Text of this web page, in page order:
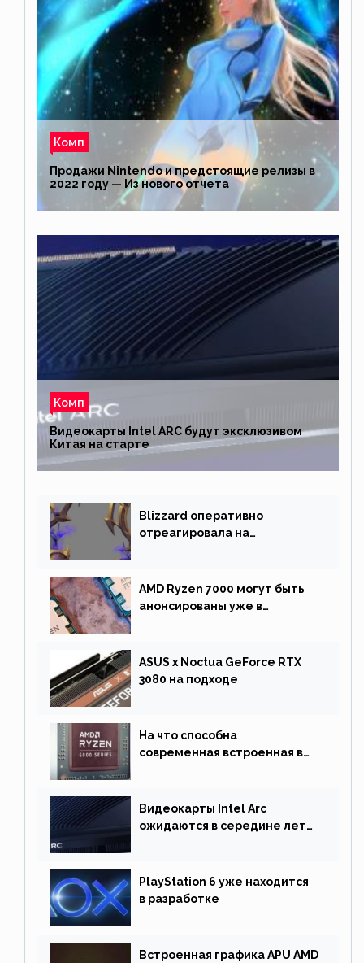
Комп
Продажи Nintendo и предстоящие релизы в
2022 году — Из нового отчета
Комп
Видеокарты Intel ARC будут эксклюзивом
Китая на старте
Blizzard оперативно
отреагировала на
AMD Ryzen 7000 могут быть
анонсированы уже в
ASUS x Noctua GeForce RTX
3080 на подходе
На что способна
современная встроенная в
Видеокарты Intel Arc
ожидаются в середине лета.
PlayStation 6 уже находится
в разработке
Встроенная графика APU AMD